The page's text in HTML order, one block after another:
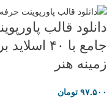
دانلود قالب
جامع با
زمینه هنر
۹۷.۵۰۰ تومان